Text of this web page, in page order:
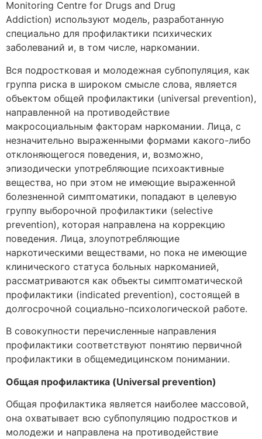
Monitoring Centre for Drugs and Drug
Addiction) используют модель, разработанную
специально для профилактики психических
заболеваний и, в том числе, наркомании.
Вся подростковая и молодежная субпопуляция, как
группа риска в широком смысле слова, является
объектом общей профилактики (universal prevention),
направленной на противодействие
макросоциальным факторам наркомании. Лица, с
незначительно выраженными формами какого-либо
отклоняющегося поведения, и, возможно,
эпизодически употребляющие психоактивные
вещества, но при этом не имеющие выраженной
болезненной симптоматики, попадают в целевую
группу выборочной профилактики (selective
prevention), которая направлена на коррекцию
поведения. Лица, злоупотребляющие
наркотическими веществами, но пока не имеющие
клинического статуса больных наркоманией,
рассматриваются как объекты симптоматической
профилактики (indicated prevention), состоящей в
долгосрочной социально-психологической работе.
В совокупности перечисленные направления
профилактики соответствуют понятию первичной
профилактики в общемедицинском понимании.
Общая профилактика (Universal prevention)
Общая профилактика является наиболее массовой,
она охватывает всю субпопуляцию подростков и
молодежи и направлена на противодействие